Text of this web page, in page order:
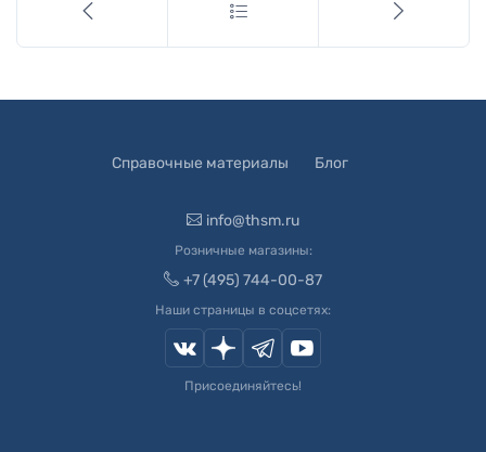
Справочные материалы Блог
info@thsm.ru
Розничные магазины:
+7 (495) 744-00-87
Наши страницы в соцсетях:
Присоединяйтесь!